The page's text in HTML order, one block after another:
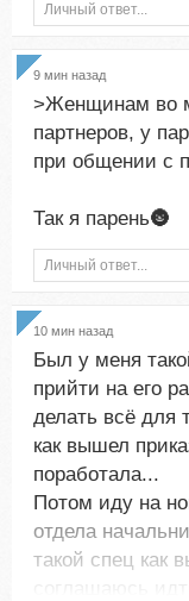
Личный ответ...
9 мин назад
>Женщинам во
партнеров, у
при общении с
Так я парень🌚
Личный ответ...
10 мин назад
Был у меня
прийти на его
делать всё для
как вышел
поработала...
Потом иду на
отдела
такой спец как
соглашаюсь